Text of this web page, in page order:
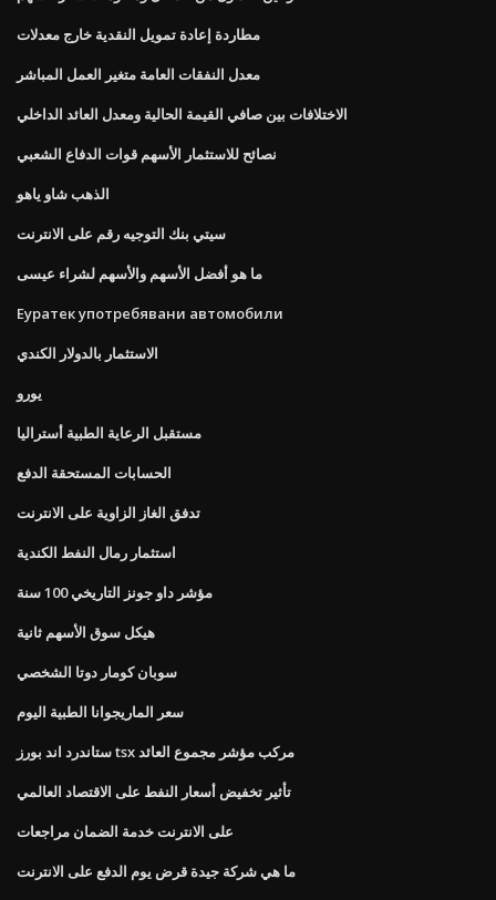
مطاردة إعادة تمويل النقدية خارج معدلات
معدل النفقات العامة متغير العمل المباشر
الاختلافات بين صافي القيمة الحالية ومعدل العائد الداخلي
نصائح للاستثمار الأسهم قوات الدفاع الشعبي
الذهب شاو ياهو
سيتي بنك التوجيه رقم على الانترنت
ما هو أفضل الأسهم والأسهم لشراء عيسى
Еуратек употребявани автомобили
الاستثمار بالدولار الكندي
يورو
مستقبل الرعاية الطبية أستراليا
الحسابات المستحقة الدفع
تدفق الغاز الزاوية على الانترنت
استثمار رمال النفط الكندية
مؤشر داو جونز التاريخي 100 سنة
هيكل سوق الأسهم ثانية
سوبان كومار دوتا الشخصي
سعر الماريجوانا الطبية اليوم
ستاندرد اند بورز tsx مركب مؤشر مجموع العائد
تأثير تخفيض أسعار النفط على الاقتصاد العالمي
على الانترنت خدمة الضمان مراجعات
ما هي شركة جيدة قرض يوم الدفع على الانترنت